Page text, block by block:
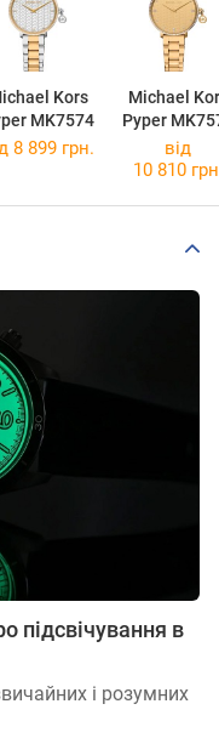
Kors
MK7574
Michael
Pyper
8 899 грн.
від
10 810
підсвічування в
і розумних